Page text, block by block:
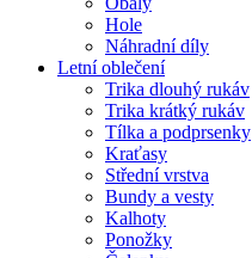
Hole
Náhradní díly
Letní oblečení
Trika dlouhý rukáv
Trika krátký rukáv
Tílka a podprsenky
Kraťasy
Střední vrstva
Bundy a vesty
Kalhoty
Ponožky